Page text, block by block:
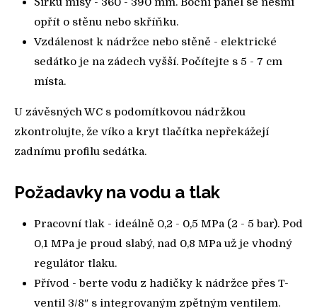
opřít o stěnu nebo skříňku.
Vzdálenost k nádržce nebo stěně - elektrické
sedátko je na zádech vyšší. Počítejte s 5 - 7 cm
místa.
U závěsných WC s podomítkovou nádržkou
zkontrolujte, že víko a kryt tlačítka nepřekážejí
zadnímu profilu sedátka.
Požadavky na vodu a tlak
Pracovní tlak - ideálně 0,2 - 0,5 MPa (2 - 5 bar). Pod
0,1 MPa je proud slabý, nad 0,8 MPa už je vhodný
regulátor tlaku.
Přívod - berte vodu z hadičky k nádržce přes T-
ventil 3/8″ s integrovaným zpětným ventilem.